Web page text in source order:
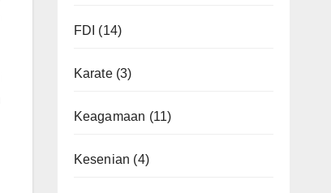
FDI (14)
Karate(3)
Keagamaan (11)
Kesenian (4)